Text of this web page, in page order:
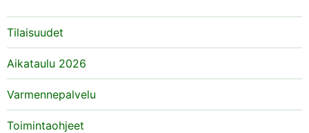
Tilaisuudet
Aikataulu 2026
Varmennepalvelu
Toimintaohjeet